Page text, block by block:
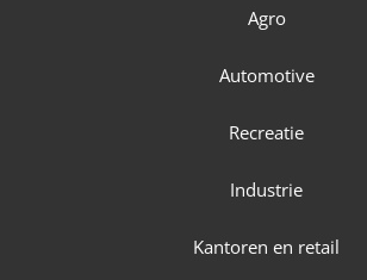
Agro
Automotive
Recreatie
Industrie
Kantoren en retail